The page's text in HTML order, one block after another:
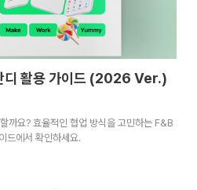
디 활용 가이드 (2026 Ver.)
까요? 효율적인 협업 방식을 고민하는 F&B
드에서 확인하세요.